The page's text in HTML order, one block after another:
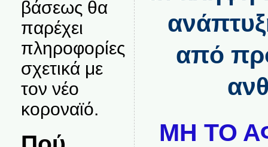
βάσεως θα
παρέχει
πληροφορίες
σχετικά με
τον νέο
κοροναϊό.
από
ΜΗ ΤΟ